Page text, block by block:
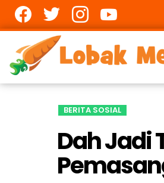
BERITA SOSIAL
Dah Jadi